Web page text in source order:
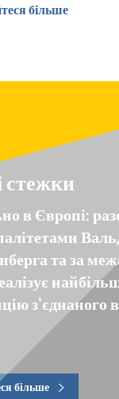
більше
стежки
в Європі:
та за
з'єднаного
більше